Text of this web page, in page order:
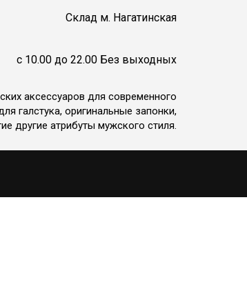
Cклад м. Нагатинская
c 10.00 до 22.00 Без выходных
аксессуаров для современного
галстука, оригинальные запонки,
другие атрибуты мужского стиля.